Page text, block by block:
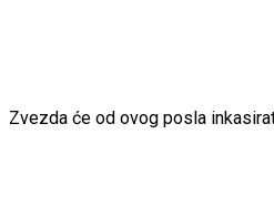
Zvezda će od ovog posla